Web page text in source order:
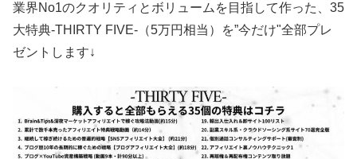
業界No1のクオリティとボリュームを目指して作った、35
大特典-THIRTY FIVE-（5万円相当）を”今だけ"全部プレ
ゼントします↓